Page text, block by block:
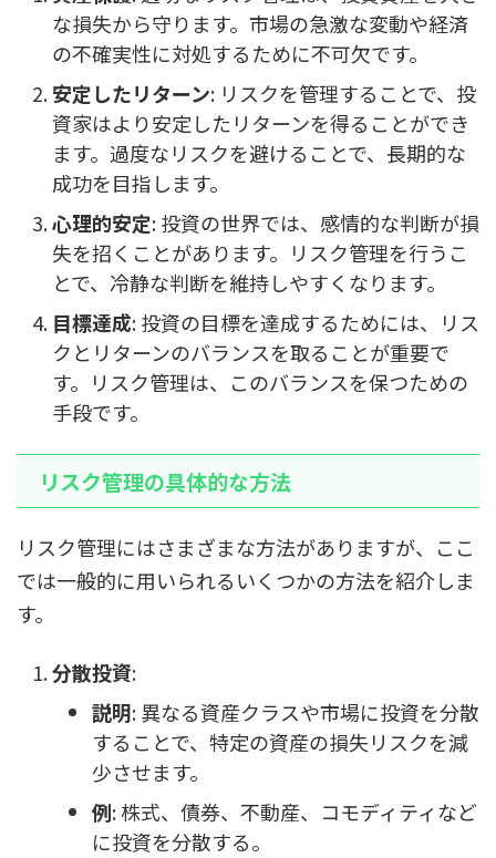
な損失から守ります。市場の急激な変動や経済
の不確実性に対処するために不可欠です。
安定したリターン: リスクを管理することで、投
資家はより安定したリターンを得ることができ
ます。過度なリスクを避けることで、長期的な
成功を目指します。
心理的安定: 投資の世界では、感情的な判断が損
失を招くことがあります。リスク管理を行うこ
とで、冷静な判断を維持しやすくなります。
目標達成: 投資の目標を達成するためには、リス
クとリターンのバランスを取ることが重要で
す。リスク管理は、このバランスを保つための
手段です。
リスク管理の具体的な方法
リスク管理にはさまざまな方法がありますが、ここ
では一般的に用いられるいくつかの方法を紹介しま
す。
分散投資:
説明: 異なる資産クラスや市場に投資を分散
することで、特定の資産の損失リスクを減
少させます。
例: 株式、債券、不動産、コモディティなど
に投資を分散する。